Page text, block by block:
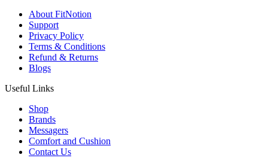
About FitNotion
Support
Privacy Policy
Terms & Conditions
Refund & Returns
Blogs
Useful Links
Shop
Brands
Messagers
Comfort and Cushion
Contact Us